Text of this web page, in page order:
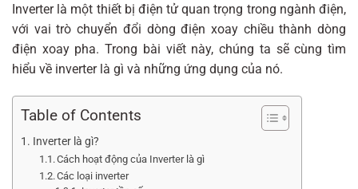
Inverter là một thiết bị điện tử quan trọng trong ngành điện,
với vai trò chuyển đổi dòng điện xoay chiều thành dòng
điện xoay pha. Trong bài viết này, chúng ta sẽ cùng tìm
hiểu về inverter là gì và những ứng dụng của nó.
Table of Contents
Inverter là gì?
Cách hoạt động của Inverter là gì
Các loại inverter